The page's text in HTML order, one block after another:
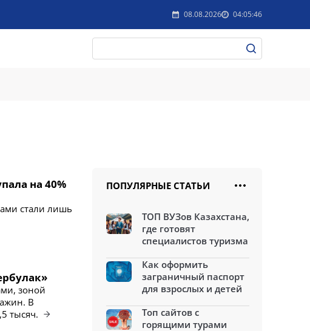
08.08.2026 04:05:46
на 40%
стали лишь
зоной
В
тысяч.
ПОПУЛЯРНЫЕ СТАТЬИ
ТОП ВУЗов Казахстана,
где готовят
специалистов туризма
Как оформить
заграничный паспорт
для взрослых и детей
Топ сайтов с
горящими турами